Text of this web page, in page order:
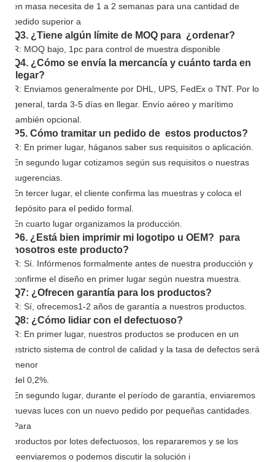
en masa necesita de 1 a 2 semanas para una cantidad de
pedido superior a
Q3. ¿Tiene algún límite de MOQ para ¿ordenar?
R: MOQ bajo, 1pc para control de muestra disponible
Q4. ¿Cómo se envía la mercancía y cuánto tarda en
llegar?
R: Enviamos generalmente por DHL, UPS, FedEx o TNT. Por lo
general, tarda 3-5 días en llegar. Envío aéreo y marítimo
también opcional.
P5. Cómo tramitar un pedido de estos productos?
R: En primer lugar, háganos saber sus requisitos o aplicación.
En segundo lugar cotizamos según sus requisitos o nuestras
sugerencias.
En tercer lugar, el cliente confirma las muestras y coloca el
depósito para el pedido formal.
En cuarto lugar organizamos la producción.
P6. ¿Está bien imprimir mi logotipo u OEM? para
nosotros este producto?
R: Sí. Infórmenos formalmente antes de nuestra producción y
confirme el diseño en primer lugar según nuestra muestra.
Q7: ¿Ofrecen garantía para los productos?
R: Sí, ofrecemos1-2 años de garantía a nuestros productos.
Q8: ¿Cómo lidiar con el defectuoso?
R: En primer lugar, nuestros productos se producen en un
estricto sistema de control de calidad y la tasa de defectos será
menor
del 0,2%.
En segundo lugar, durante el período de garantía, enviaremos
nuevas luces con un nuevo pedido por pequeñas cantidades.
Para
productos por lotes defectuosos, los repararemos y se los
reenviaremos o podemos discutir la solución i